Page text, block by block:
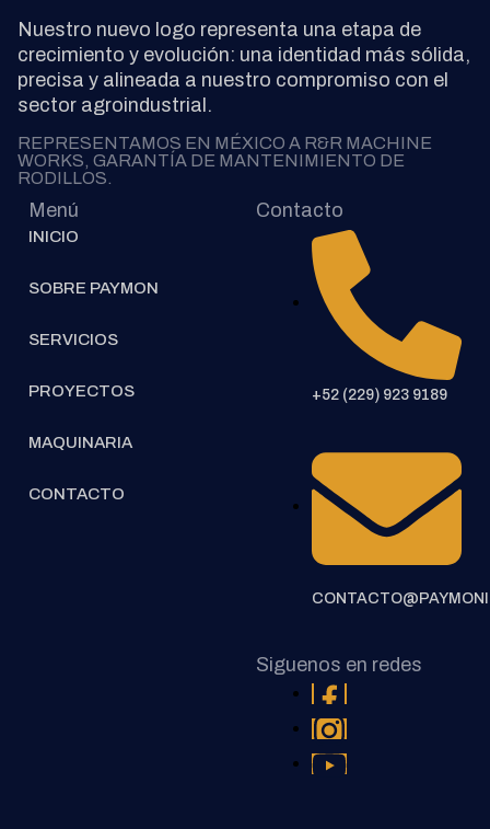
Nuestro nuevo logo representa una etapa de
crecimiento y evolución: una identidad más sólida,
precisa y alineada a nuestro compromiso con el
sector agroindustrial.
REPRESENTAMOS EN MÉXICO A R&R MACHINE
WORKS, GARANTÍA DE MANTENIMIENTO DE
RODILLOS.
Menú
INICIO
SOBRE PAYMON
SERVICIOS
PROYECTOS
MAQUINARIA
CONTACTO
Contacto
+52 (229) 923 9189
Siguenos en redes